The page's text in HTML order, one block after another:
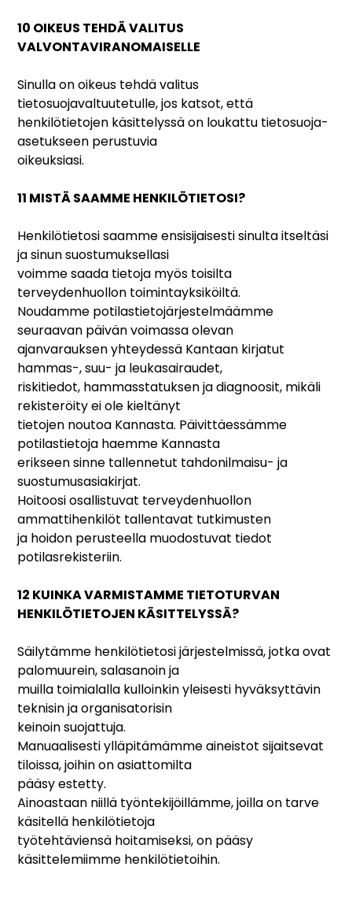
10 OIKEUS TEHDÄ VALITUS
VALVONTAVIRANOMAISELLE
Sinulla on oikeus tehdä valitus
tietosuojavaltuutetulle, jos katsot, että
henkilötietojen käsittelyssä on loukattu tietosuoja-
asetukseen perustuvia
oikeuksiasi.
11 MISTÄ SAAMME HENKILÖTIETOSI?
Henkilötietosi saamme ensisijaisesti sinulta itseltäsi
ja sinun suostumuksellasi
voimme saada tietoja myös toisilta
terveydenhuollon toimintayksiköiltä.
Noudamme potilastietojärjestelmäämme
seuraavan päivän voimassa olevan
ajanvarauksen yhteydessä Kantaan kirjatut
hammas-, suu- ja leukasairaudet,
riskitiedot, hammasstatuksen ja diagnoosit, mikäli
rekisteröity ei ole kieltänyt
tietojen noutoa Kannasta. Päivittäessämme
potilastietoja haemme Kannasta
erikseen sinne tallennetut tahdonilmaisu- ja
suostumusasiakirjat.
Hoitoosi osallistuvat terveydenhuollon
ammattihenkilöt tallentavat tutkimusten
ja hoidon perusteella muodostuvat tiedot
potilasrekisteriin.
12 KUINKA VARMISTAMME TIETOTURVAN
HENKILÖTIETOJEN KÄSITTELYSSÄ?
Säilytämme henkilötietosi järjestelmissä, jotka ovat
palomuurein, salasanoin ja
muilla toimialalla kulloinkin yleisesti hyväksyttävin
teknisin ja organisatorisin
keinoin suojattuja.
Manuaalisesti ylläpitämämme aineistot sijaitsevat
tiloissa, joihin on asiattomilta
pääsy estetty.
Ainoastaan niillä työntekijöillämme, joilla on tarve
käsitellä henkilötietoja
työtehtäviensä hoitamiseksi, on pääsy
käsittelemiimme henkilötietoihin.